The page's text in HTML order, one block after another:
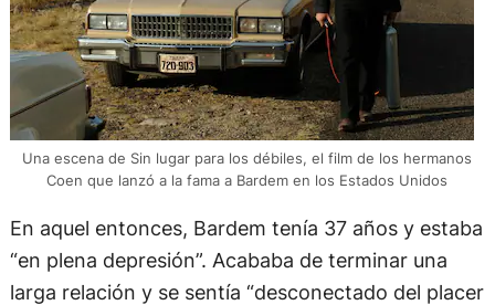
Una escena de Sin lugar para los débiles, el film de los hermanos
Coen que lanzó a la fama a Bardem en los Estados Unidos
En aquel entonces, Bardem tenía 37 años y estaba
“en plena depresión”. Acababa de terminar una
larga relación y se sentía “desconectado del placer